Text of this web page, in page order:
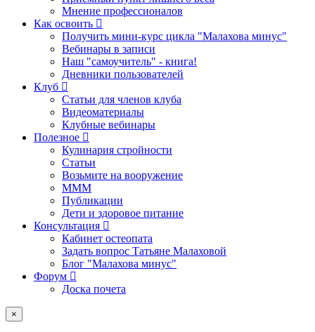
Мнение профессионалов
Как освоить
Получить мини-курс цикла "Малахова минус"
Вебинары в записи
Наш "самоучитель" - книга!
Дневники пользователей
Клуб
Статьи для членов клуба
Видеоматериалы
Клубные вебинары
Полезное
Кулинария стройности
Статьи
Возьмите на вооружение
МММ
Публикации
Дети и здоровое питание
Консультация
Кабинет остеопата
Задать вопрос Татьяне Малаховой
Блог "Малахова минус"
Форум
Доска почета
×